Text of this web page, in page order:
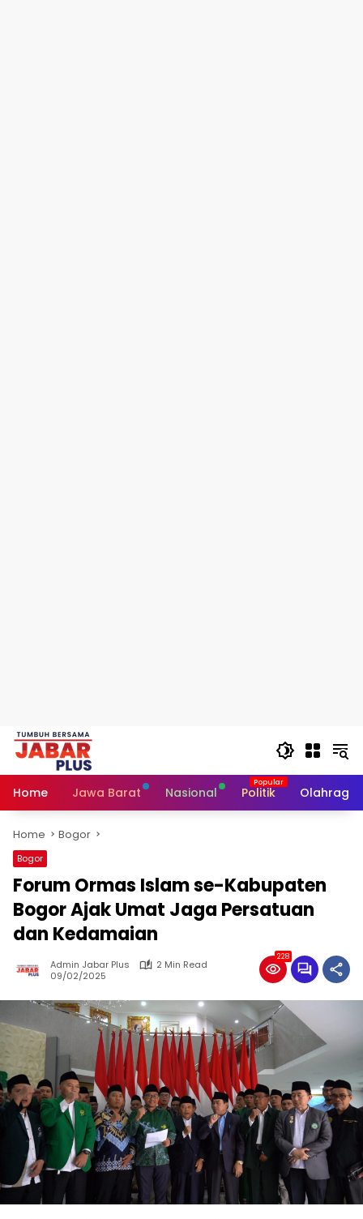
Skip
Home
Jawa Barat Nasional Politik Olahraga
Home Bogor
Bogor
Forum Ormas Islam se-Kabupaten
Bogor Ajak Umat Jaga Persatuan
dan Kedamaian
Admin Jabar Plus
2 Min Read
09/02/2025
228